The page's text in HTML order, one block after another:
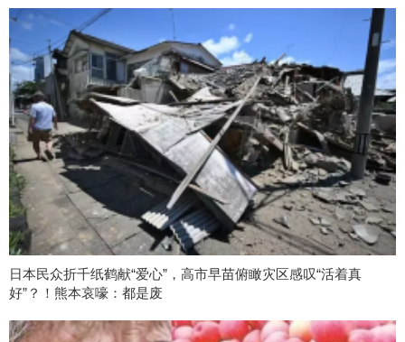
日本民众折千纸鹤献“爱心”，高市早苗俯瞰灾区感叹“活着真
好”？！熊本哀嚎：都是废